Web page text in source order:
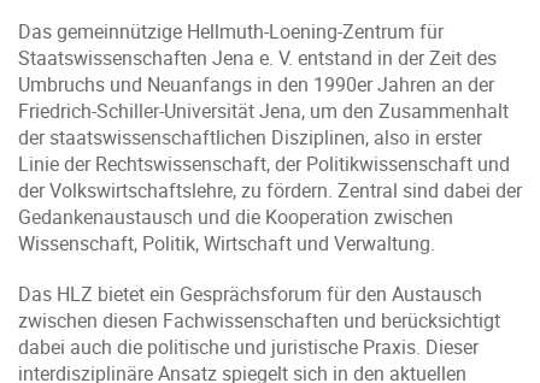
Das gemeinnützige Hellmuth-Loening-Zentrum für
Staatswissenschaften Jena e. V. entstand in der Zeit des
Umbruchs und Neuanfangs in den 1990er Jahren an der
Friedrich-Schiller-Universität Jena, um den Zusammenhalt
der staatswissenschaftlichen Disziplinen, also in erster
Linie der Rechtswissenschaft, der Politikwissenschaft und
der Volkswirtschaftslehre, zu fördern. Zentral sind dabei der
Gedankenaustausch und die Kooperation zwischen
Wissenschaft, Politik, Wirtschaft und Verwaltung.
Das HLZ bietet ein Gesprächsforum für den Austausch
zwischen diesen Fachwissenschaften und berücksichtigt
dabei auch die politische und juristische Praxis. Dieser
interdisziplinäre Ansatz spiegelt sich in den aktuellen